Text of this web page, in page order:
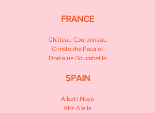
FRANCE
Château Couronneau
Christophe Pacalet
Domaine Boucabeille
SPAIN
Albet i Noya
Alta Alella